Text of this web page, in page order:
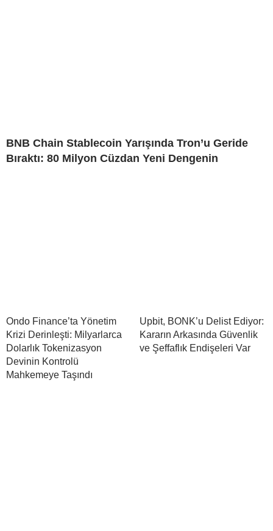
BNB Chain Stablecoin Yarışında Tron’u Geride
Bıraktı: 80 Milyon Cüzdan Yeni Dengenin
Ondo Finance’ta Yönetim
Krizi Derinleşti: Milyarlarca
Dolarlık Tokenizasyon
Devinin Kontrolü
Mahkemeye Taşındı
Upbit, BONK’u Delist Ediyor:
Kararın Arkasında Güvenlik
ve Şeffaflık Endişeleri Var